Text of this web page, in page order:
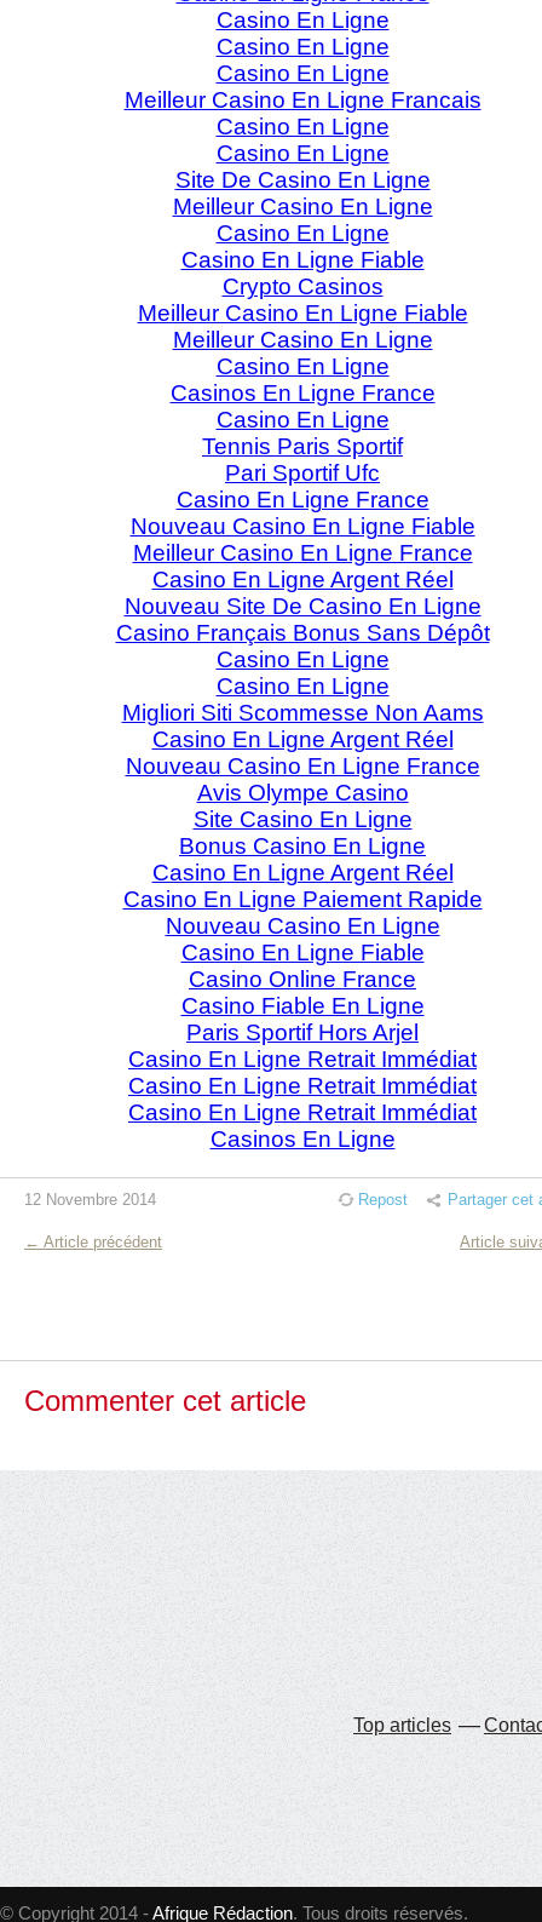
Casino En Ligne
Casino En Ligne
Casino En Ligne
Meilleur Casino En Ligne Francais
Casino En Ligne
Casino En Ligne
Site De Casino En Ligne
Meilleur Casino En Ligne
Casino En Ligne
Casino En Ligne Fiable
Crypto Casinos
Meilleur Casino En Ligne Fiable
Meilleur Casino En Ligne
Casino En Ligne
Casinos En Ligne France
Casino En Ligne
Tennis Paris Sportif
Pari Sportif Ufc
Casino En Ligne France
Nouveau Casino En Ligne Fiable
Meilleur Casino En Ligne France
Casino En Ligne Argent Réel
Nouveau Site De Casino En Ligne
Casino Français Bonus Sans Dépôt
Casino En Ligne
Casino En Ligne
Migliori Siti Scommesse Non Aams
Casino En Ligne Argent Réel
Nouveau Casino En Ligne France
Avis Olympe Casino
Site Casino En Ligne
Bonus Casino En Ligne
Casino En Ligne Argent Réel
Casino En Ligne Paiement Rapide
Nouveau Casino En Ligne
Casino En Ligne Fiable
Casino Online France
Casino Fiable En Ligne
Paris Sportif Hors Arjel
Casino En Ligne Retrait Immédiat
Casino En Ligne Retrait Immédiat
Casino En Ligne Retrait Immédiat
Casinos En Ligne
12 Novembre 2014 Repost Partager cet
← Article précédent Article
Commenter cet article
© Copyright 2014 -Afrique Rédaction. Tous droits réservés.
Top articles